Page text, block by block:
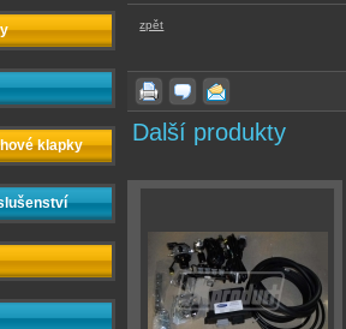
klapky
zpět
Další produkty